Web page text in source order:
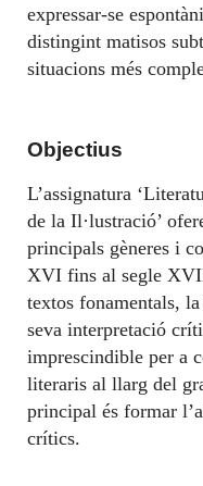
expressar-se
distingint matisos
situacions més
Objectius
L’assignatura
de la Il·lustració’
principals gèneres i
XVI fins al segle
textos fonamentals,
seva interpretació
imprescindible per a
literaris al llarg del
principal és formar
crítics.